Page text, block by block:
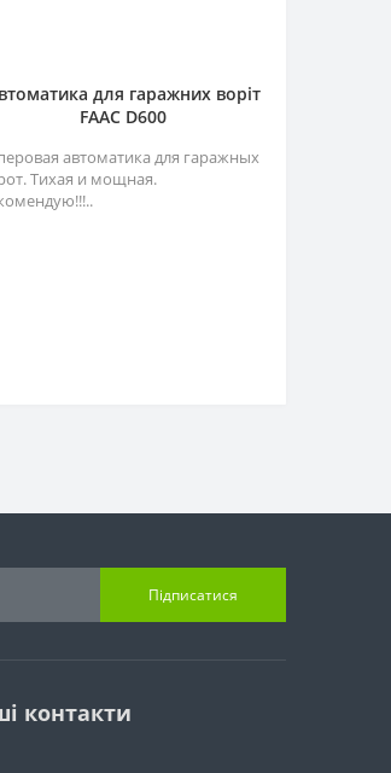
для гаражних воріт
FAAC D600
автоматика для гаражных
Тихая и мощная.
Підписатися
контакти